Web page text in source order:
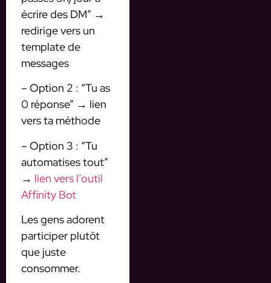
écrire des DM” →
redirige vers un
template de
messages
– Option 2 : “Tu as
0 réponse” → lien
vers ta méthode
– Option 3 : “Tu
automatises tout”
→ lien vers l’outil
Affinity Bot
Les gens adorent
participer plutôt
que juste
consommer.